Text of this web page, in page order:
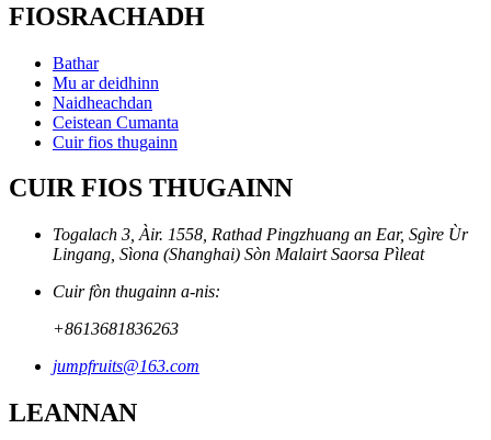
FIOSRACHADH
Bathar
Mu ar deidhinn
Naidheachdan
Ceistean Cumanta
Cuir fios thugainn
CUIR FIOS THUGAINN
Togalach 3, Àir. 1558, Rathad Pingzhuang an Ear, Sgìre Ùr
Lingang, Sìona (Shanghai) Sòn Malairt Saorsa Pìleat
Cuir fòn thugainn a-nis:
+8613681836263
jumpfruits@163.com
LEANNAN